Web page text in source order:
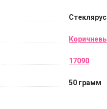
Стеклярус
17090
50 грамм